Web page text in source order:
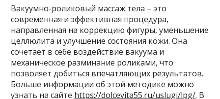
Вакуумно-роликовый массаж тела – это
современная и эффективная процедура,
направленная на коррекцию фигуры, уменьшение
целлюлита и улучшение состояния кожи. Она
сочетает в себе воздействие вакуума и
механическое разминание роликами, что
позволяет добиться впечатляющих результатов.
Больше информации об этой методике можно
узнать на сайте https://dolcevita55.ru/uslugi/lpg/. В